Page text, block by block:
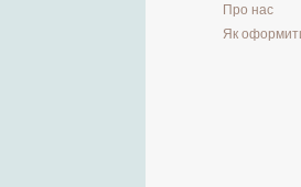
Про нас
Як